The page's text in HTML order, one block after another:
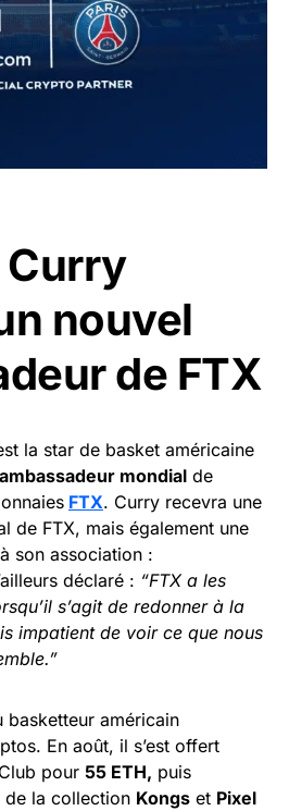
nouvel
de FTX
la star de basket américaine
ambassadeur mondial de
FTX. Curry recevra une
de FTX, mais également une
son association :
déclaré : “FTX a les
s’agit de redonner à la
impatient de voir ce que nous
basketteur américain
En août, il s’est offert
pour 55 ETH, puis
de la collection Kongs et Pixel